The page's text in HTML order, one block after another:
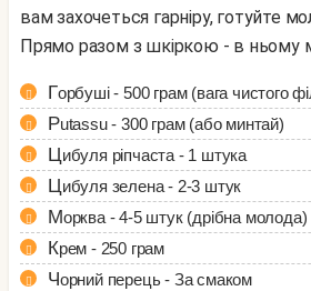
вам захочеться гарніру, готуйте
Прямо разом з шкіркою - в ньому
Горбуші - 500 грам (вага чистого
Putassu - 300 грам (або минтай)
Цибуля ріпчаста - 1 штука
Цибуля зелена - 2-3 штук
Морква - 4-5 штук (дрібна молода)
Крем - 250 грам
Чорний перець - За смаком